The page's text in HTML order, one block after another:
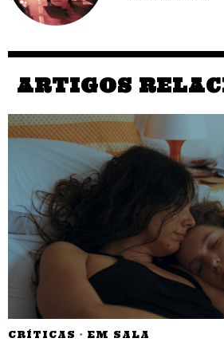
ARTIGOS
CRÍTICAS · EM SALA